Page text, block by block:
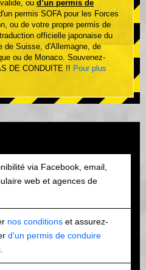
ou d’un permis de
permis SOFA pour les Forces
ou de votre propre permis de
officielle japonaise du
de Suisse, d'Allemagne, de
ou de Monaco. Souvenez-
DE CONDUITE !! Pour plus
via Facebook, email,
web et agences de
nos conditions et assurez-
d’un permis de conduire